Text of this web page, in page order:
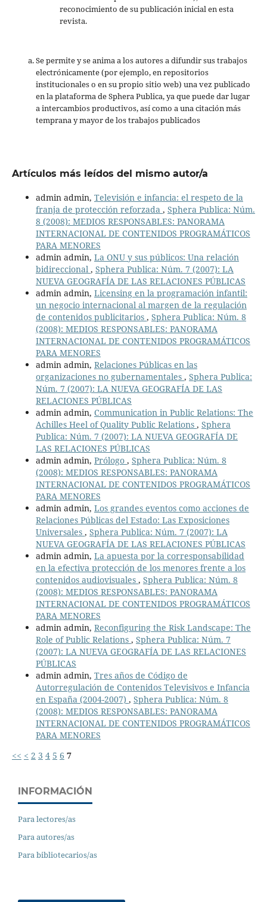
reconocimiento de su publicación inicial en esta
revista.
Se permite y se anima a los autores a difundir sus trabajos
electrónicamente (por ejemplo, en repositorios
institucionales o en su propio sitio web) una vez publicado
en la plataforma de Sphera Publica, ya que puede dar lugar
a intercambios productivos, así como a una citación más
temprana y mayor de los trabajos publicados
Artículos más leídos del mismo autor/a
admin admin, Televisión e infancia: el respeto de la
franja de protección reforzada , Sphera Publica: Núm.
8 (2008): MEDIOS RESPONSABLES: PANORAMA
INTERNACIONAL DE CONTENIDOS PROGRAMÁTICOS
PARA MENORES
admin admin, La ONU y sus públicos: Una relación
bidireccional , Sphera Publica: Núm. 7 (2007): LA
NUEVA GEOGRAFÍA DE LAS RELACIONES PÚBLICAS
admin admin, Licensing en la programación infantil:
un negocio internacional al margen de la regulación
de contenidos publicitarios , Sphera Publica: Núm. 8
(2008): MEDIOS RESPONSABLES: PANORAMA
INTERNACIONAL DE CONTENIDOS PROGRAMÁTICOS
PARA MENORES
admin admin, Relaciones Públicas en las
organizaciones no gubernamentales , Sphera Publica:
Núm. 7 (2007): LA NUEVA GEOGRAFÍA DE LAS
RELACIONES PÚBLICAS
admin admin, Communication in Public Relations: The
Achilles Heel of Quality Public Relations , Sphera
Publica: Núm. 7 (2007): LA NUEVA GEOGRAFÍA DE
LAS RELACIONES PÚBLICAS
admin admin, Prólogo , Sphera Publica: Núm. 8
(2008): MEDIOS RESPONSABLES: PANORAMA
INTERNACIONAL DE CONTENIDOS PROGRAMÁTICOS
PARA MENORES
admin admin, Los grandes eventos como acciones de
Relaciones Públicas del Estado: Las Exposiciones
Universales , Sphera Publica: Núm. 7 (2007): LA
NUEVA GEOGRAFÍA DE LAS RELACIONES PÚBLICAS
admin admin, La apuesta por la corresponsabilidad
en la efectiva protección de los menores frente a los
contenidos audiovisuales , Sphera Publica: Núm. 8
(2008): MEDIOS RESPONSABLES: PANORAMA
INTERNACIONAL DE CONTENIDOS PROGRAMÁTICOS
PARA MENORES
admin admin, Reconfiguring the Risk Landscape: The
Role of Public Relations , Sphera Publica: Núm. 7
(2007): LA NUEVA GEOGRAFÍA DE LAS RELACIONES
PÚBLICAS
admin admin, Tres años de Código de
Autorregulación de Contenidos Televisivos e Infancia
en España (2004-2007) , Sphera Publica: Núm. 8
(2008): MEDIOS RESPONSABLES: PANORAMA
INTERNACIONAL DE CONTENIDOS PROGRAMÁTICOS
PARA MENORES
<< < 2 3 4 5 6 7
INFORMACIÓN
Para lectores/as
Para autores/as
Para bibliotecarios/as